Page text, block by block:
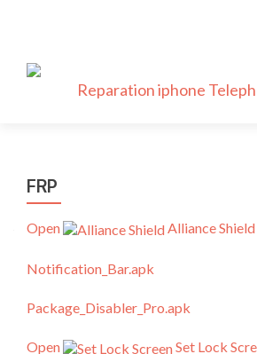
FRP
Open Alliance Shield
Notification_Bar.apk
Package_Disabler_Pro.apk
Open Set Lock